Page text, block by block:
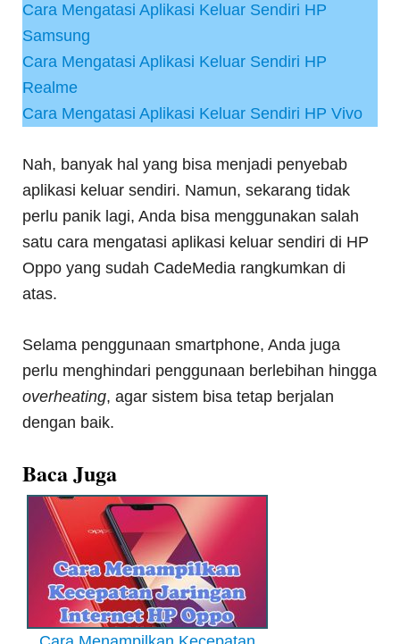
Cara Mengatasi Aplikasi Keluar Sendiri HP
Samsung
Cara Mengatasi Aplikasi Keluar Sendiri HP
Realme
Cara Mengatasi Aplikasi Keluar Sendiri HP Vivo
Nah, banyak hal yang bisa menjadi penyebab
aplikasi keluar sendiri. Namun, sekarang tidak
perlu panik lagi, Anda bisa menggunakan salah
satu cara mengatasi aplikasi keluar sendiri di HP
Oppo yang sudah CadeMedia rangkumkan di
atas.
Selama penggunaan smartphone, Anda juga
perlu menghindari penggunaan berlebihan hingga
overheating, agar sistem bisa tetap berjalan
dengan baik.
Baca Juga